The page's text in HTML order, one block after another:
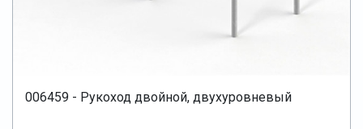
006459 - Рукоход двойной, двухуровневый